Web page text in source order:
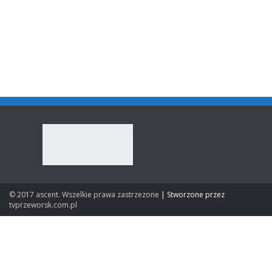
© 2017 ascent. Wszelkie prawa zastrzezone | Stworzone przez
tvprzeworsk.com.pl